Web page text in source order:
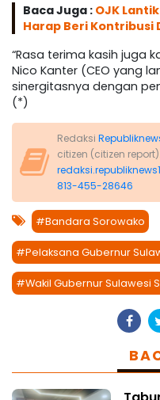
Baca Juga : OJK
Harap Beri Kontribusi
“Rasa terima kasih juga
Nico Kanter (CEO yang
sinergitasnya dengan
(*)
Redaksi
citizen (citizen
813-455-28646
#Bandara Sorowako
#Pelaksana Gubernur
#Wakil Gubernur Sulawesi